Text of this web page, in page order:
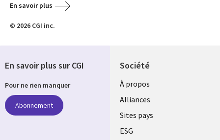
En savoir plus
© 2026 CGI inc.
Société
À propos
Alliances
Sites pays
ESG
En savoir plus sur CGI
Pour ne rien manquer
Abonnement